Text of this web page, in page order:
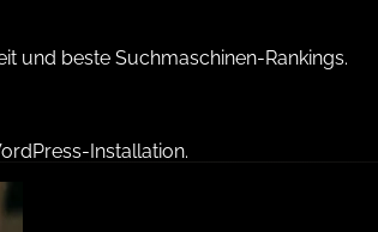
und beste Suchmaschinen-Rankings.
Installation.